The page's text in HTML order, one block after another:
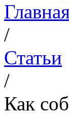
/
Статьи
/
Как